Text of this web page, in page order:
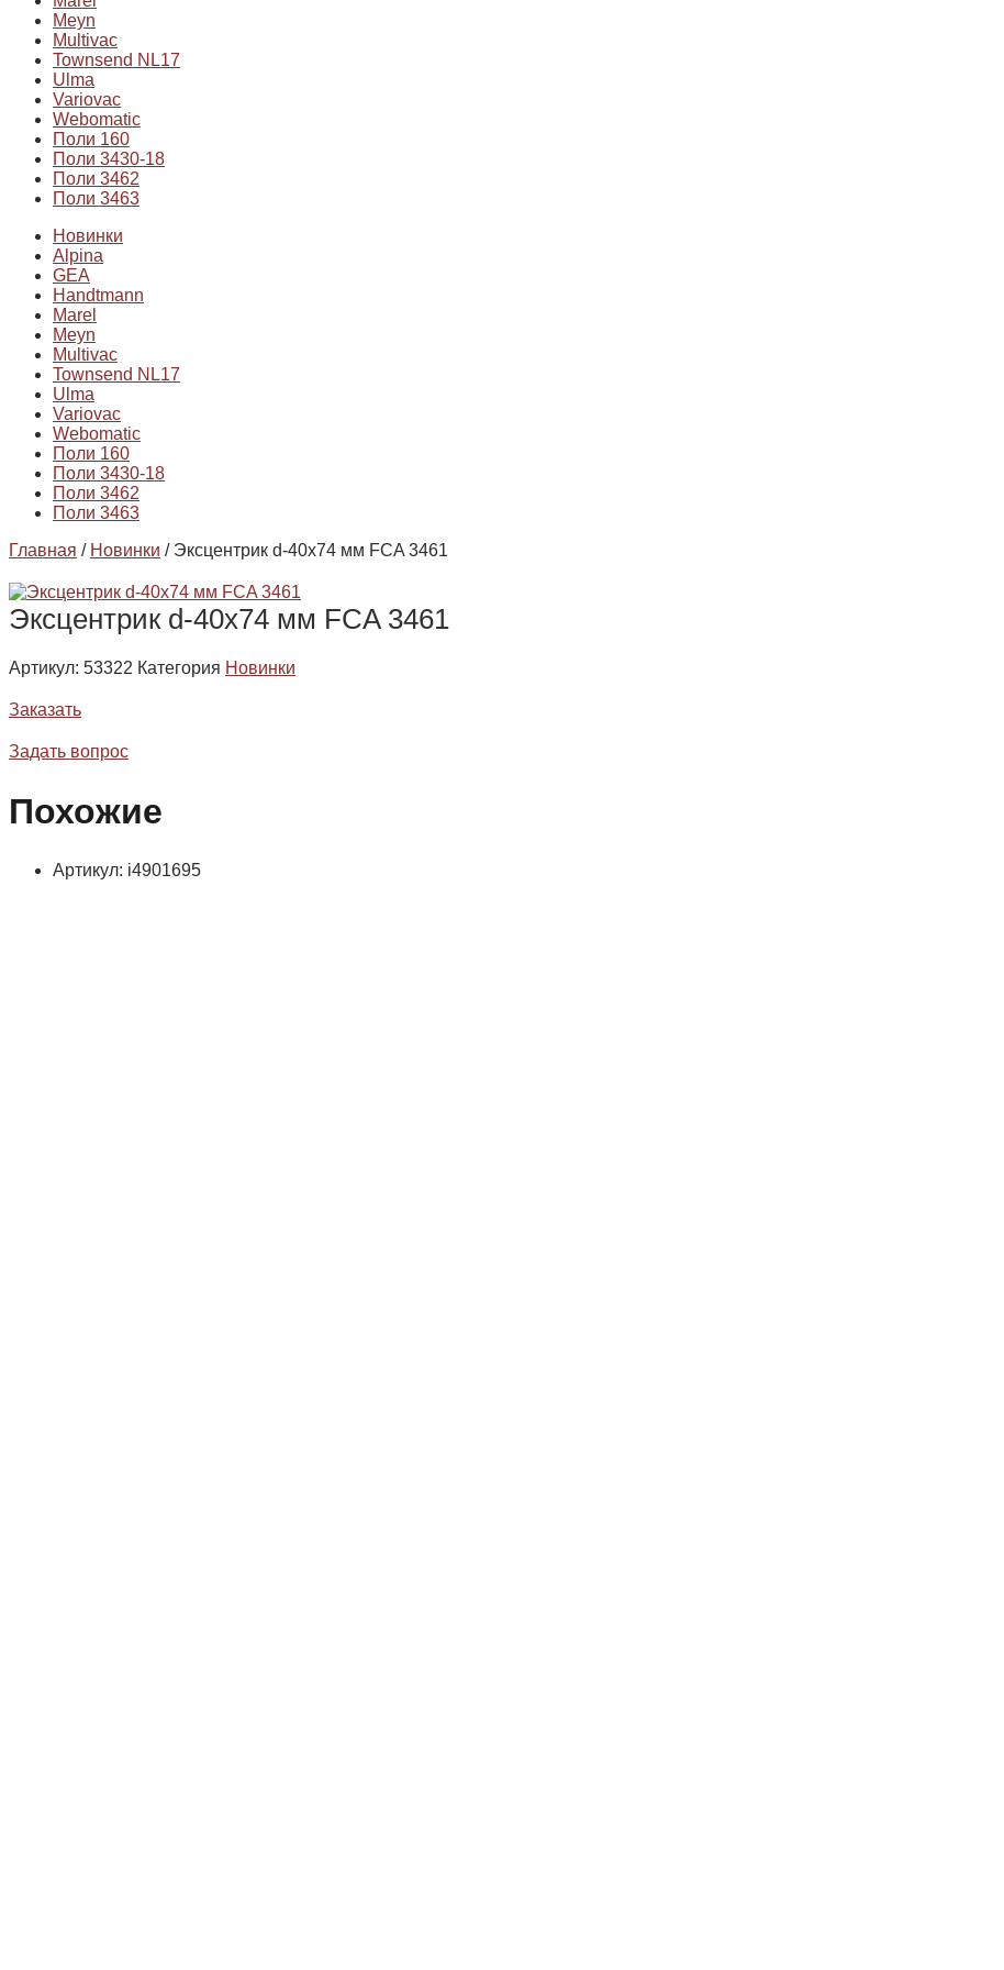
Meyn
Multivac
Townsend NL17
Ulma
Variovac
Webomatic
Поли 160
Поли 3430-18
Поли 3462
Поли 3463
Новинки
Alpina
GEA
Handtmann
Marel
Meyn
Multivac
Townsend NL17
Ulma
Variovac
Webomatic
Поли 160
Поли 3430-18
Поли 3462
Поли 3463
Главная / Новинки / Эксцентрик d-40х74 мм FCA 3461
Эксцентрик d-40х74 мм FCA 3461
Артикул: 53322 Категория Новинки
Заказать
Задать вопрос
Похожие
Артикул: i4901695